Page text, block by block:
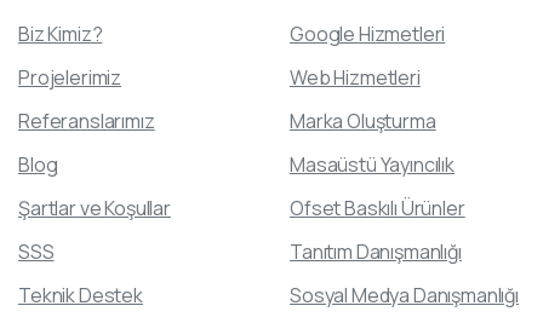
Biz Kimiz?
Projelerimiz
Referanslarımız
Blog
Şartlar ve Koşullar
SSS
Teknik Destek
Google Hizmetleri
Web Hizmetleri
Marka Oluşturma
Masaüstü Yayıncılık
Ofset Baskılı Ürünler
Tanıtım Danışmanlığı
Sosyal Medya Danışmanlığı